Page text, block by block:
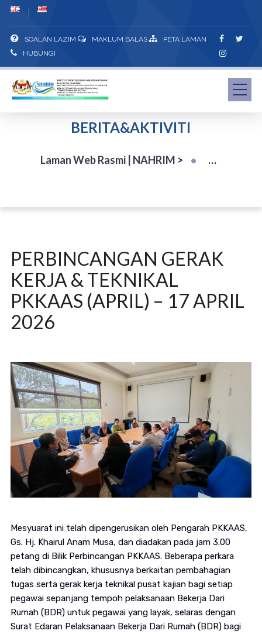
SOALAN LAZIM MAKLUM BALAS
PETA LAMAN
HUBUNGI
BERITA&AKTIVITI
Laman Web Rasmi | NAHRIM >
PERBINCANGAN GERAK
KERJA & TEKNIKAL
PKKAAS (APRIL) – 17 APRIL
2026
Mesyuarat ini telah dipengerusikan oleh Pengarah PKKAAS,
Gs. Hj. Khairul Anam Musa, dan diadakan pada jam 3.00
petang di Bilik Perbincangan PKKAAS. Beberapa perkara
telah dibincangkan, khususnya berkaitan pembahagian
tugas serta gerak kerja teknikal pusat kajian bagi setiap
pegawai sepanjang tempoh pelaksanaan Bekerja Dari
Rumah (BDR) untuk pegawai yang layak, selaras dengan
Surat Edaran Pelaksanaan Bekerja Dari Rumah (BDR) bagi